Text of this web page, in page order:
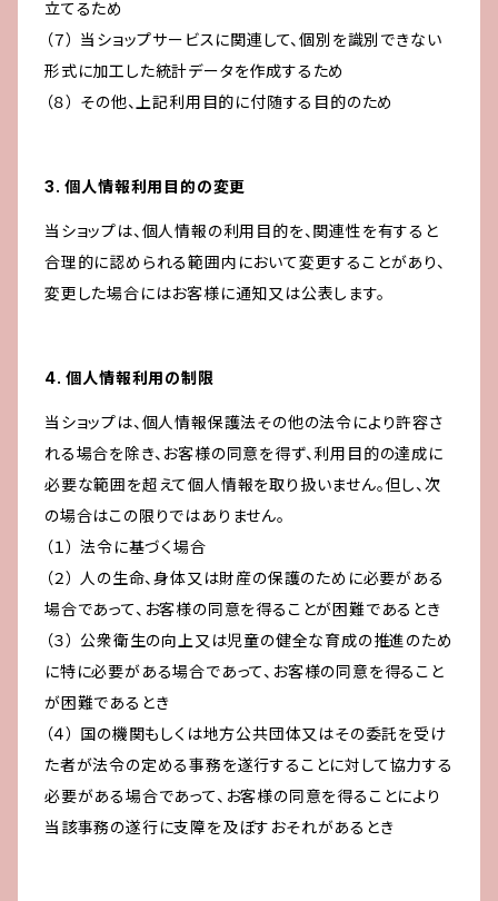
立てるため
（７） 当ショップサービスに関連して、個別を識別できない
形式に加工した統計データを作成するため
（８） その他、上記利用目的に付随する目的のため
3. 個人情報利用目的の変更
当ショップは、個人情報の利用目的を、関連性を有すると
合理的に認められる範囲内において変更することがあり、
変更した場合にはお客様に通知又は公表します。
4. 個人情報利用の制限
当ショップは、個人情報保護法その他の法令により許容さ
れる場合を除き、お客様の同意を得ず、利用目的の達成に
必要な範囲を超えて個人情報を取り扱いません。但し、次
の場合はこの限りではありません。
（１） 法令に基づく場合
（２） 人の生命、身体又は財産の保護のために必要がある
場合であって、お客様の同意を得ることが困難であるとき
（３） 公衆衛生の向上又は児童の健全な育成の推進のため
に特に必要がある場合であって、お客様の同意を得ること
が困難であるとき
（４） 国の機関もしくは地方公共団体又はその委託を受け
た者が法令の定める事務を遂行することに対して協力する
必要がある場合であって、お客様の同意を得ることにより
当該事務の遂行に支障を及ぼすおそれがあるとき